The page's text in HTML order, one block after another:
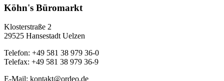
Köhn's Büromarkt
Klosterstraße 2
29525 Hansestadt Uelzen
Telefon: +49 581 38 979 36-0
Telefax: +49 581 38 979 36-9
E-Mail: kontakt@ordeo.de